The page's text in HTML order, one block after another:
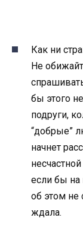
Как ни
Не
бы этого
подруги,
“добрые”
начнет
если бы на
об этом не
ждала.